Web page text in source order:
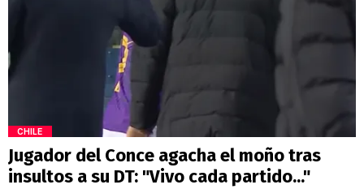
CHILE
Jugador del Conce agacha el moño tras
insultos a su DT: "Vivo cada partido..."